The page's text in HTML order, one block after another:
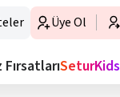
Üye Ol
FırsatlarıSeturKids